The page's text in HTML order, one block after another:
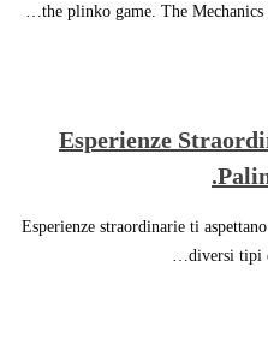
the plinko game. The Mechanics
Esperienze
Esperienze straordinarie ti
diversi tipi